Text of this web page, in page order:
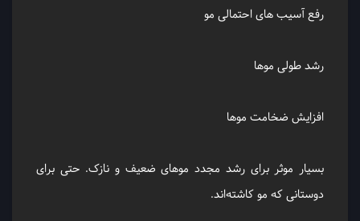
رفع آسیب های احتمالی مو
رشد طولی موها
افزایش ضخامت مو‌ها
بسیار موثر برای رشد مجدد موهای ضعیف و نازک. حتی برای
دوستانی که مو کاشته‌اند.